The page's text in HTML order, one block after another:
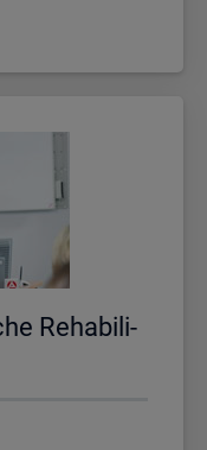
Re­ha­bi­li­